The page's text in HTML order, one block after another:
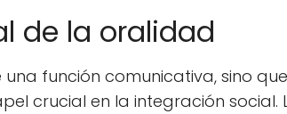
de la oralidad
función comunicativa, sino que
crucial en la integración social.